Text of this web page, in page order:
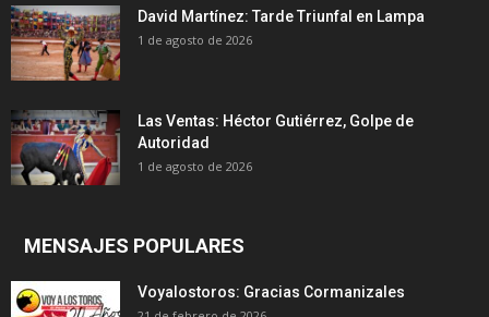
David Martínez: Tarde Triunfal en Lampa
1 de agosto de 2026
Las Ventas: Héctor Gutiérrez, Golpe de
Autoridad
1 de agosto de 2026
MENSAJES POPULARES
Voyalostoros: Gracias Cormanizales